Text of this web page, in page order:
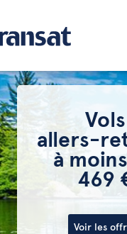
Vols
allers-
à
469
Voir les